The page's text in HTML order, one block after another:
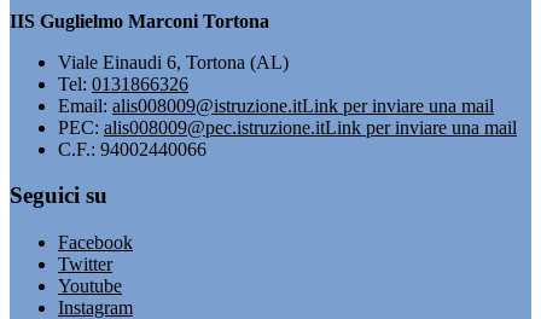
IIS Guglielmo Marconi Tortona
Viale Einaudi 6, Tortona (AL)
Tel: 0131866326
Email: alis008009@istruzione.itLink per inviare una mail
PEC: alis008009@pec.istruzione.itLink per inviare una mail
C.F.: 94002440066
Seguici su
Facebook
Twitter
Youtube
Instagram